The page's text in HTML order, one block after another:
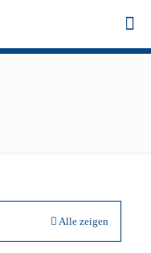
Alle zeigen